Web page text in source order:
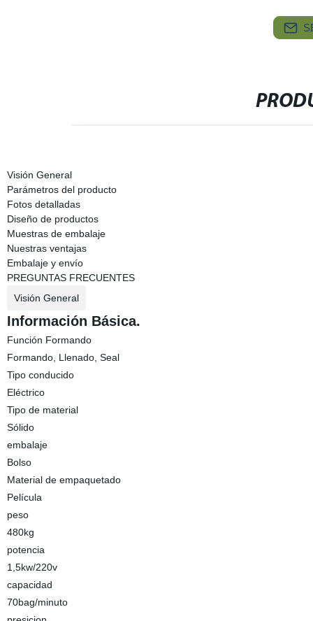
Visión General
Parámetros del producto
Fotos detalladas
Diseño de productos
Muestras de embalaje
Nuestras ventajas
Embalaje y envío
PREGUNTAS FRECUENTES
Visión General
Información Básica.
Función Formando
Formando, Llenado, Seal
Tipo conducido
Eléctrico
Tipo de material
Sólido
embalaje
Bolso
Material de empaquetado
Película
peso
480kg
potencia
1,5kw/220v
capacidad
70bag/minuto